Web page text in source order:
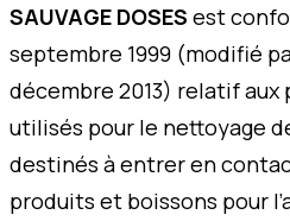
SAUVAGE DOSES est
septembre 1999 (modifié
décembre 2013) relatif
utilisés pour le nettoyage
destinés à entrer en
produits et boissons pour